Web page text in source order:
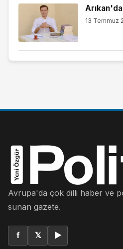
13 Temmuz
Avrupa'da çok dilli haber ve
sunan gazete.
f 𝕏 ▶